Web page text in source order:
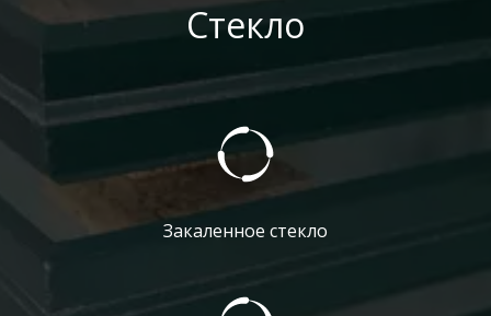
Стекло
Закаленное стекло